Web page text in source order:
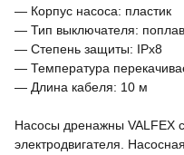
— Корпус насоса: пластик
— Тип выключателя:
— Степень защиты: IPx8
— Температура
— Длина кабеля: 10 м
Насосы дренажны VALFEX
электродвигателя.